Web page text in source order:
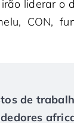
liderar o
CON,
de